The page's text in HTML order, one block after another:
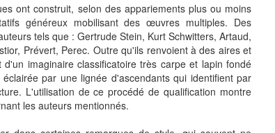
ont construit, selon des appariements plus ou moins
généreux mobilisant des œuvres multiples. Des
tels que : Gertrude Stein, Kurt Schwitters, Artaud,
Prévert, Perec. Outre qu'ils renvoient à des aires et
imaginaire classificatoire très carpe et lapin fondé
par une lignée d'ascendants qui identifient par
L'utilisation de ce procédé de qualification montre
les auteurs mentionnés.